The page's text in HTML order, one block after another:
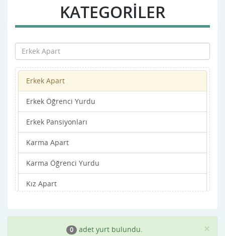
Ortaca
Ula
Yatağan
KATEGORİLER
Erkek Apart
Erkek Öğrenci Yurdu
Erkek Pansiyonları
Karma Apart
Karma Öğrenci Yurdu
Kız Apart
Kız Pansiyonları ×
0 adet yurt bulundu.